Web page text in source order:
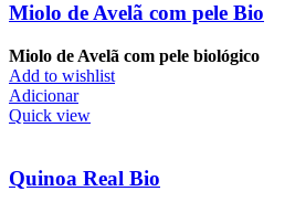
Miolo de Avelã com pele Bio
Miolo de Avelã com pele biológico
Add to wishlist
Adicionar
Quick view
Quinoa Real Bio